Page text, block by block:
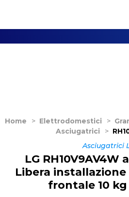
Home > Elettrodomestici >
Asciugatrici
>
Asciugatrici
LG RH10V9AV4W
Libera
frontale 10